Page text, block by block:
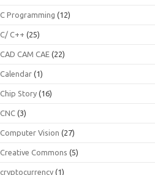
C Programming (12)
C/ C++ (25)
CAD CAM CAE (22)
Calendar (1)
Chip Story (16)
CNC (3)
Computer Vision (27)
Creative Commons (5)
cryptocurrency (1)